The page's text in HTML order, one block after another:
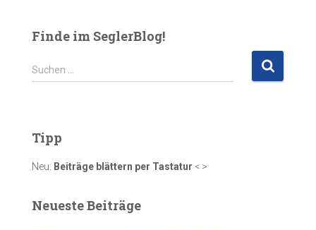
Finde im SeglerBlog!
S
u
n
a
h
Suchen …
Tipp
Neu: Beiträge blättern per Tastatur < >
Neueste Beiträge